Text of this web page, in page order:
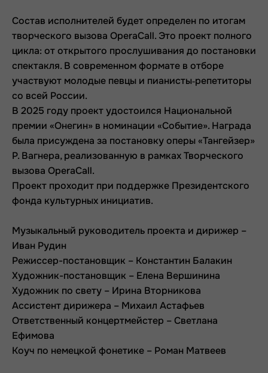
Состав исполнителей будет определен по итогам
творческого вызова OperaCall. Это проект полного
цикла: от открытого прослушивания до постановки
спектакля. В современном формате в отборе
участвуют молодые певцы и пианисты‑репетиторы
со всей России.
В 2025 году проект удостоился Национальной
премии «Онегин» в номинации «Событие». Награда
была присуждена за постановку оперы «Тангейзер»
Р. Вагнера, реализованную в рамках Творческого
вызова OperaCall.
Проект проходит при поддержке Президентского
фонда культурных инициатив.
Музыкальный руководитель проекта и дирижер –
Иван Рудин
Режиссер-постановщик – Константин Балакин
Художник-постановщик – Елена Вершинина
Художник по свету – Ирина Вторникова
Ассистент дирижера – Михаил Астафьев
Ответственный концертмейстер – Светлана
Ефимова
Коуч по немецкой фонетике – Роман Матвеев